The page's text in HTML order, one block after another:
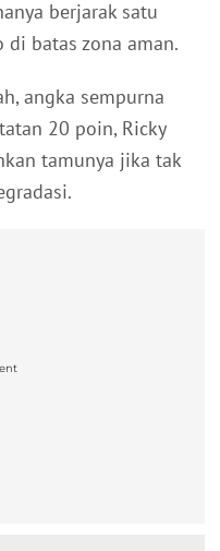
berjarak satu
di batas zona aman.
angka sempurna
20 poin, Ricky
tamunya jika tak